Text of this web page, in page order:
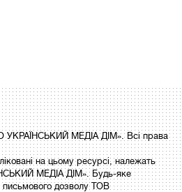
МЕДІА ДІМ». Всі права
на цьому ресурсі, належать
МЕДІА ДІМ». Будь-яке
письмового дозволу ТОВ